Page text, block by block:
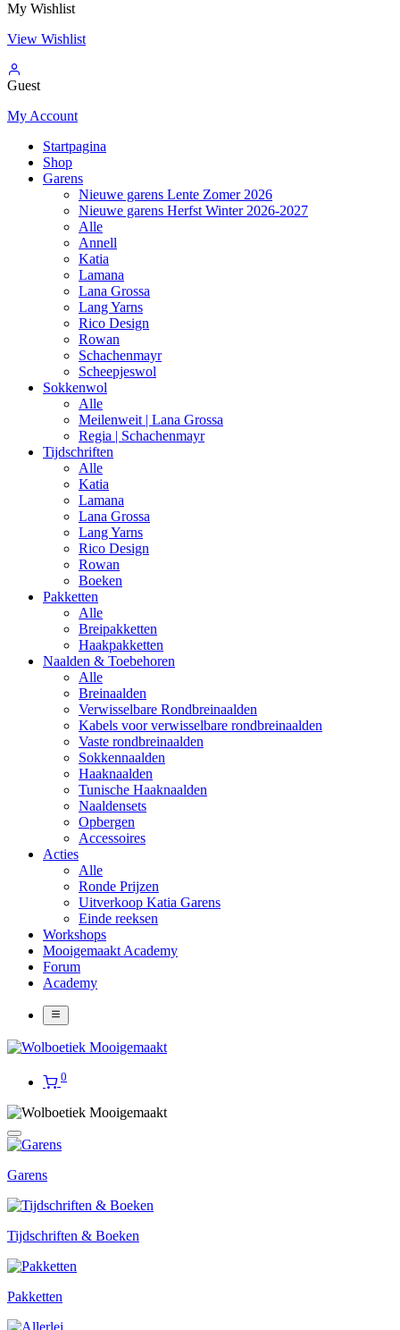
My Wishlist
View Wishlist
Guest
My Account
Startpagina
Shop
Garens
Nieuwe garens Lente Zomer 2026
Nieuwe garens Herfst Winter 2026-2027
Alle
Annell
Katia
Lamana
Lana Grossa
Lang Yarns
Rico Design
Rowan
Schachenmayr
Scheepjeswol
Sokkenwol
Alle
Meilenweit | Lana Grossa
Regia | Schachenmayr
Tijdschriften
Alle
Katia
Lamana
Lana Grossa
Lang Yarns
Rico Design
Rowan
Boeken
Pakketten
Alle
Breipakketten
Haakpakketten
Naalden & Toebehoren
Alle
Breinaalden
Verwisselbare Rondbreinaalden
Kabels voor verwisselbare rondbreinaalden
Vaste rondbreinaalden
Sokkennaalden
Haaknaalden
Tunische Haaknaalden
Naaldensets
Opbergen
Accessoires
Acties
Alle
Ronde Prijzen
Uitverkoop Katia Garens
Einde reeksen
Workshops
Mooigemaakt Academy
Forum
Academy
0
Garens
Tijdschriften & Boeken
Pakketten